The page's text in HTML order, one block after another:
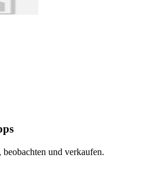
und verkaufen.